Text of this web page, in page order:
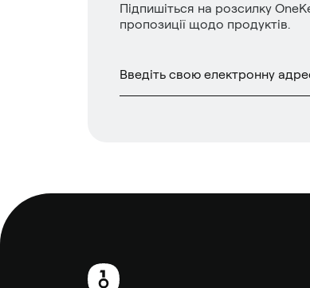
Підпишіться на розсилку
пропозиції щодо продуктів.